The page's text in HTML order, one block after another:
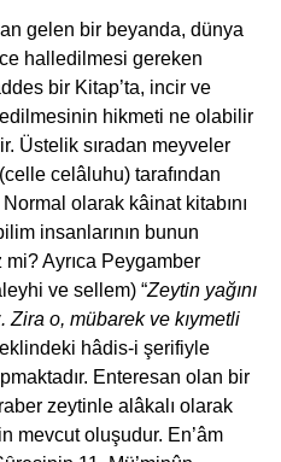
gelen bir beyanda, dünya
halledilmesi gereken
bir Kitap’ta, incir ve
hikmeti ne olabilir
Üstelik sıradan meyveler
celâluhu) tarafından
olarak kâinat kitabını
insanlarının bunun
Ayrıca Peygamber
ve sellem) “Zeytin yağını
Zira o, mübarek ve kıymetli
hâdis-i şerifiyle
Enteresan olan bir
zeytinle alâkalı olarak
mevcut oluşudur. En’âm